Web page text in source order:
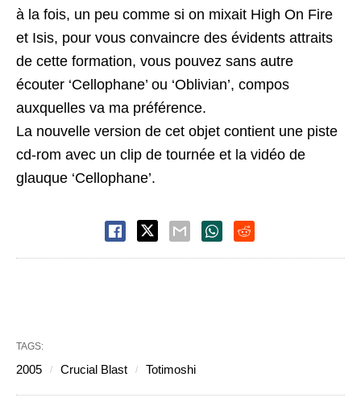
à la fois, un peu comme si on mixait High On Fire
et Isis, pour vous convaincre des évidents attraits
de cette formation, vous pouvez sans autre
écouter ‘Cellophane’ ou ‘Oblivian’, compos
auxquelles va ma préférence.
La nouvelle version de cet objet contient une piste
cd-rom avec un clip de tournée et la vidéo de
glauque ‘Cellophane’.
TAGS:
2005 Crucial Blast Totimoshi